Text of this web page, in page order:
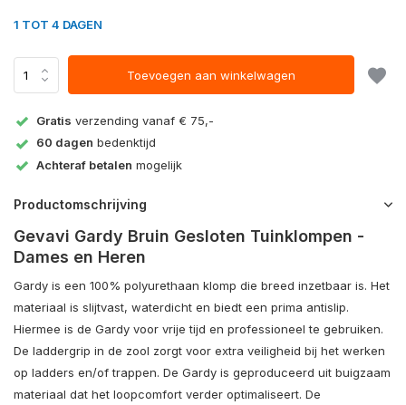
1 TOT 4 DAGEN
Toevoegen aan winkelwagen
Gratis verzending vanaf € 75,-
60 dagen bedenktijd
Achteraf betalen mogelijk
Productomschrijving
Gevavi Gardy Bruin Gesloten Tuinklompen -
Dames en Heren
Gardy is een 100% polyurethaan klomp die breed inzetbaar is. Het
materiaal is slijtvast, waterdicht en biedt een prima antislip.
Hiermee is de Gardy voor vrije tijd en professioneel te gebruiken.
De laddergrip in de zool zorgt voor extra veiligheid bij het werken
op ladders en/of trappen. De Gardy is geproduceerd uit buigzaam
materiaal dat het loopcomfort verder optimaliseert. De